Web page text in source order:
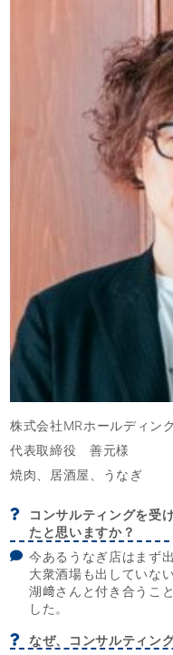
株式会社MRホールディン
代表取締役 善元様
焼肉、居酒屋、うなぎ
コンサルティングを受
たと思いますか？
今あるうなぎ店はまず
大衆酒場も出していない
湖﨑さんと付き合うこ
した。
なぜ、コンサルティン